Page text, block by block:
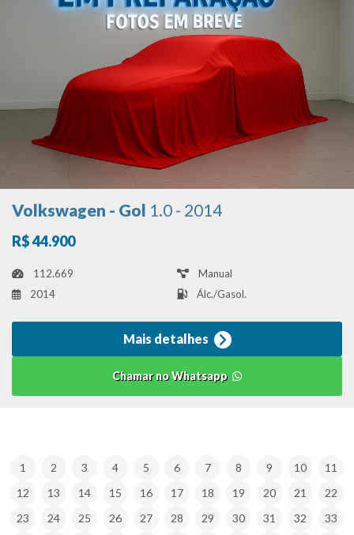
Volkswagen - Gol 1.0 - 2014
R$ 44.900
112.669
Manual
2014
Álc./Gasol.
Mais detalhes
Chamar no Whatsapp
1 2 3 4 5 6 7 8 9 10
11
12
13 14 15 16 17 18 19 20 21
22
23
24 25 26 27 28 29 30 31 32
33